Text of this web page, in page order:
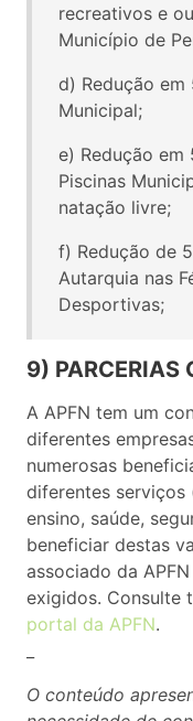
recreativos e
Município de
d) Redução em
Municipal;
e) Redução em
Piscinas
natação livre;
f) Redução de
Autarquia nas
Desportivas;
9) PARCERIAS
A APFN tem um
diferentes
numerosas
diferentes serviços
ensino, saúde,
beneficiar destas
associado da
exigidos. Consulte
portal da APFN.
O conteúdo